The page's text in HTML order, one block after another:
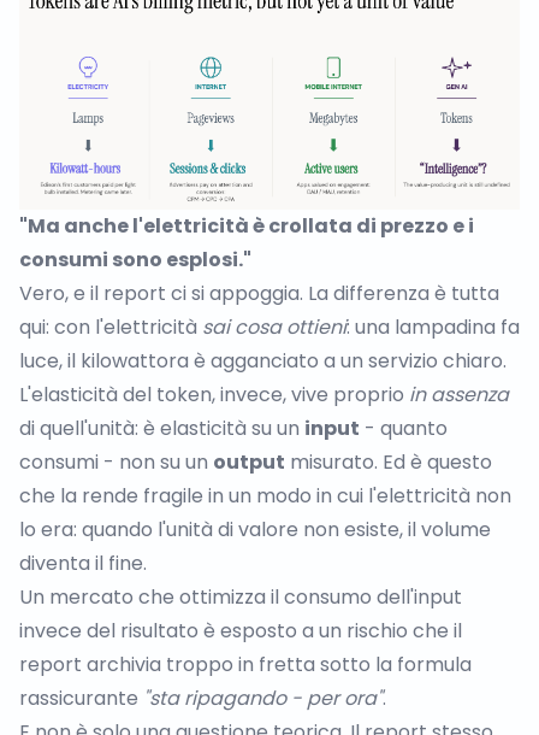
"Ma anche l'elettricità è crollata di prezzo e i
consumi sono esplosi."
Vero, e il report ci si appoggia. La differenza è tutta
qui: con l'elettricità sai cosa ottieni: una lampadina fa
luce, il kilowattora è agganciato a un servizio chiaro.
L'elasticità del token, invece, vive proprio in assenza
di quell'unità: è elasticità su un input - quanto
consumi - non su un output misurato. Ed è questo
che la rende fragile in un modo in cui l'elettricità non
lo era: quando l'unità di valore non esiste, il volume
diventa il fine.
Un mercato che ottimizza il consumo dell'input
invece del risultato è esposto a un rischio che il
report archivia troppo in fretta sotto la formula
rassicurante "sta ripagando - per ora".